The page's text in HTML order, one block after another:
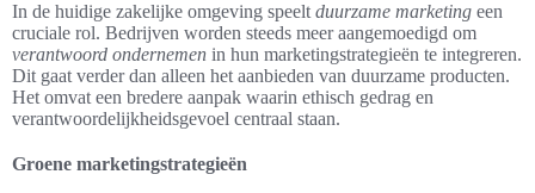
In de huidige zakelijke omgeving speelt duurzame marketing een
cruciale rol. Bedrijven worden steeds meer aangemoedigd om
verantwoord ondernemen in hun marketingstrategieën te integreren.
Dit gaat verder dan alleen het aanbieden van duurzame producten.
Het omvat een bredere aanpak waarin ethisch gedrag en
verantwoordelijkheidsgevoel centraal staan.
Groene marketingstrategieën